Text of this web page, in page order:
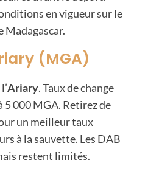
en vigueur sur le
Madagascar.
(MGA)
Ariary. Taux de change
5 000 MGA. Retirez de
un meilleur taux
à la sauvette. Les DAB
restent limités.